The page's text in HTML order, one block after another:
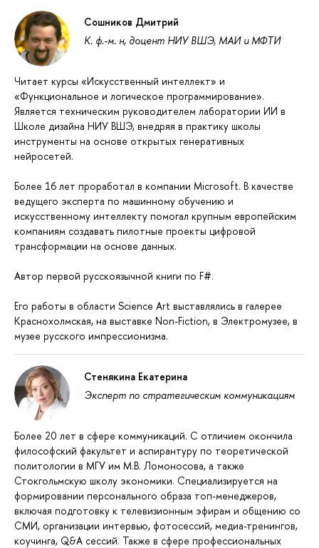
Сошников Дмитрий
К. ф.-м. н, доцент НИУ ВШЭ, МАИ и МФТИ
Читает курсы «Искусственный интеллект» и
«Функциональное и логическое программирование».
Является техническим руководителем лаборатории ИИ в
Школе дизайна НИУ ВШЭ, внедряя в практику школы
инструменты на основе открытых генеративных
нейросетей.
Более 16 лет проработал в компании Microsoft. В качестве
ведущего эксперта по машинному обучению и
искусственному интеллекту помогал крупным европейским
компаниям создавать пилотные проекты цифровой
трансформации на основе данных.
Автор первой русскоязычной книги по F#.
Его работы в области Science Art выставлялись в галерее
Краснохолмская, на выставке Non-Fiction, в Электромузее, в
музее русского импрессионизма.
Стенякина Екатерина
Эксперт по стратегическим коммуникациям
Более 20 лет в сфере коммуникаций. С отличием окончила
философский факультет и аспирантуру по теоретической
политологии в МГУ им М.В. Ломоносова, а также
Стокгольмскую школу экономики. Cпециализируется на
формировании персонального образа топ-менеджеров,
включая подготовку к телевизионным эфирам и общению со
СМИ, организации интервью, фотосессий, медиа-тренингов,
коучинга, Q&A сессий. Также в сфере профессиональных